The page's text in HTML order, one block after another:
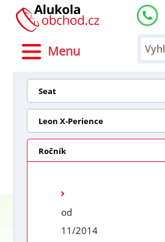
Menu
Seat
Leon X-Perience
Ročník
od
11/2014